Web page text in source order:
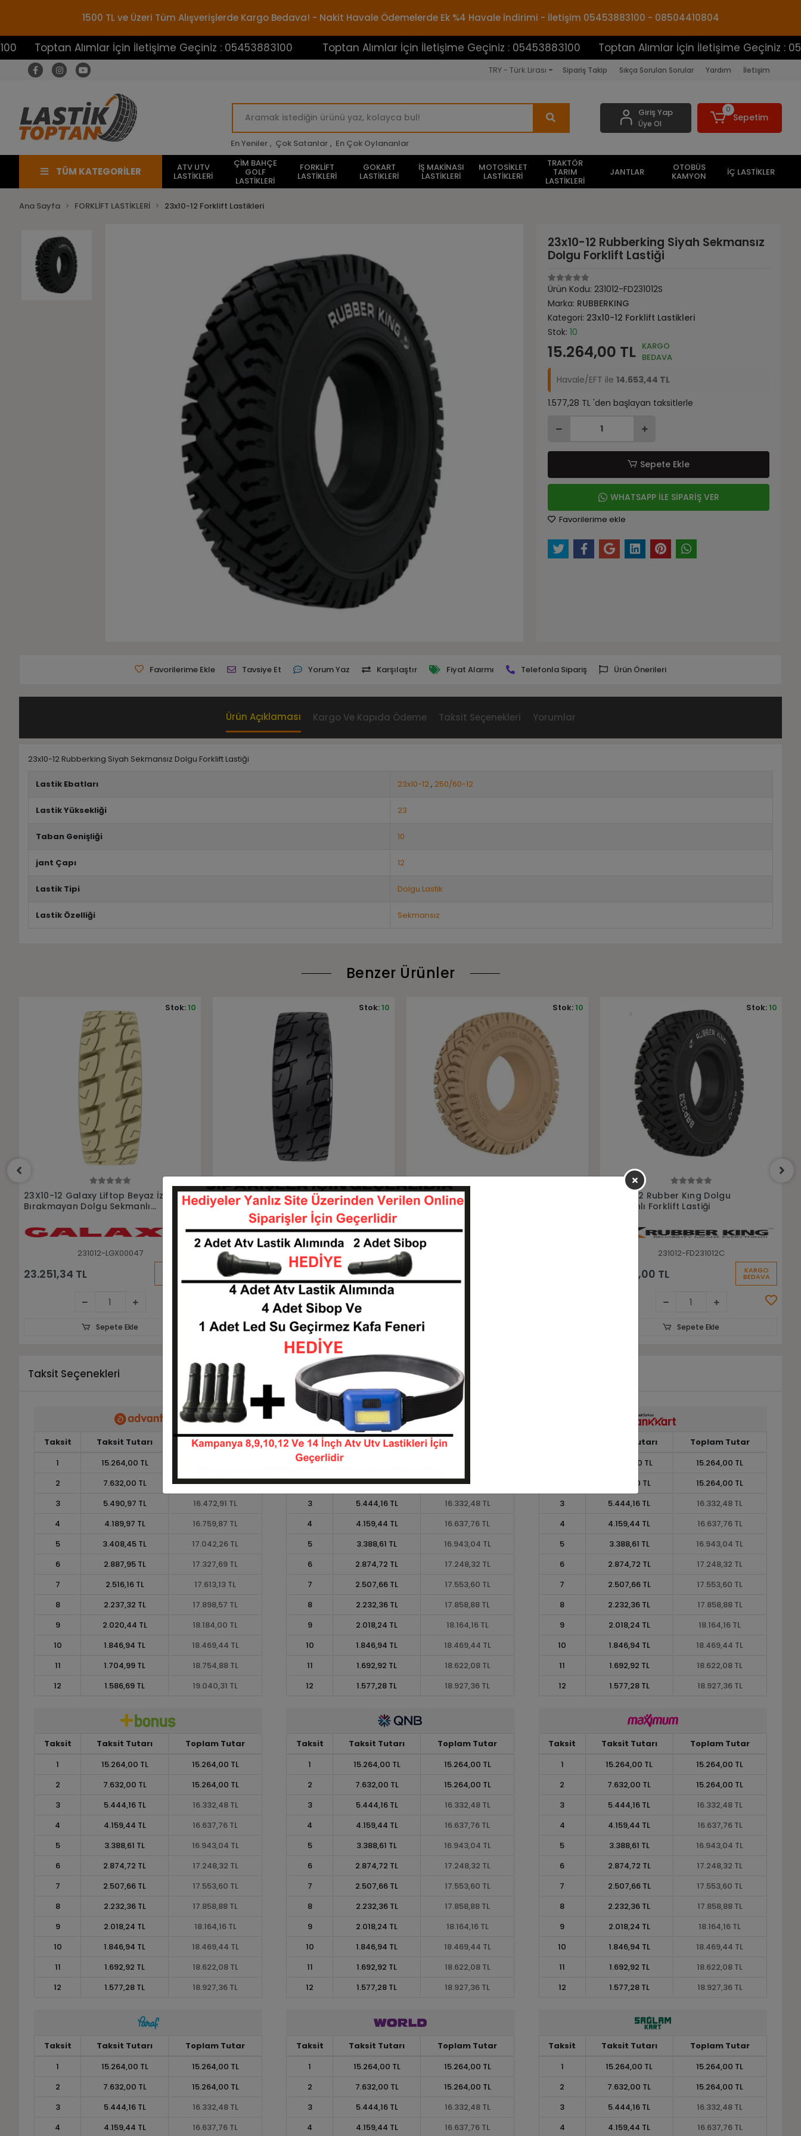
1500 TL ve Üzeri Tüm Alışverişlerde Kargo Bedava! - Nakit Havale Ödemelerde Ek %4 Havale İndirimi - İletişim 05453883100 - 08504410804
Alımlar İçin İletişime Geçiniz : 05453883100 Toptan Alımlar İçin İletişime Geçiniz : 05453883100 Toptan Alımlar İçin İletişime Geçiniz :
TRY - Türk Lirası Sipariş Takip Sıkça Sorulan Sorular Yardım İletişim
En Yeniler , Çok Satanlar , En Çok Oylananlar
Giriş Yap
Üye Ol
0
Sepetim
TÜM KATEGORİLER ATV UTV
LASTİKLERİ
ÇİM BAHÇE
GOLF
LASTİKLERİ
FORKLİFT
LASTİKLERİ
GOKART
LASTİKLERİ
İŞ MAKİNASI
LASTİKLERİ
MOTOSİKLET
LASTİKLERİ
TRAKTÖR
TARIM
LASTİKLERİ
JANTLAR OTOBÜS
KAMYON İÇ LASTİKLER
Ana Sayfa FORKLİFT LASTİKLERİ 23x10-12 Forklift Lastikleri
23x10-12 Rubberking Siyah Sekmansız
Dolgu Forklift Lastiği
Ürün Kodu:231012-FD231012S
Marka: RUBBERKING
Kategori: 23x10-12 Forklift Lastikleri
Stok:10
15.264,00 TL KARGO
BEDAVA
Havale/EFT ile14.653,44 TL
1.577,28 TL 'den başlayan taksitlerle
Sepete Ekle
WHATSAPP İLE SİPARİŞ VER
Favorilerime ekle
Favorilerime Ekle Tavsiye Et Yorum Yaz Karşılaştır Fiyat Alarmı Telefonla Sipariş Ürün Önerileri
Ürün Açıklaması Kargo Ve Kapıda Ödeme Taksit Seçenekleri Yorumlar
23x10-12 Rubberking Siyah Sekmansız Dolgu Forklift Lastiği
Lastik Ebatları 23x10-12, 250/60-12
Lastik Yüksekliği 23
Taban Genişliği 10
jant Çapı 12
Lastik Tipi Dolgu Lastik
Lastik Özelliği Sekmansız
Benzer Ürünler
23x10-12 Galaxy Mfs101 Siyah
Sekmanlı Dolgu Forklift Lastiği
231012-LGX00012
18.945,53 TL BEDAVA
Stok:10
Sepete Ekle
Sepete Ekle
23X10-12 Rubberkıng Premıum
Beyaz Dolgu Sekmanlı Forklift
231012-FBD231012C
21.960,00 TL KARGO
BEDAVA
Stok:10
Sepete Ekle
23X10-12 Rubber Kıng Dolgu
Sekmanlı Forklift Lastiği
15.336,00 TL
Stok:10
23X10-12 Tough Massivo
Sekmansız Dolgu Forklift Lastiği
231012-L123TOUGH
9.525,60 TL KARGO
BEDAVA
Stok:10
Sepete Ekle
Taksit Seçenekleri
Taksit Taksit Tutarı
Toplam Tutar
1
15.264,00 TL
2
7.632,00 TL
15.264,00 TL
3
5.490,97 TL
16.472,91 TL
4
4.189,97 TL
16.759,87 TL
5
3.408,45 TL
17.042,26 TL
6
2.887,95 TL
17.327,69 TL
7
2.516,16 TL
17.613,13 TL
8
2.237,32 TL
17.898,57 TL
9
2.020,44 TL
18.184,00 TL
10
1.846,94 TL
18.469,44 TL
11
1.704,99 TL
18.754,88 TL
12
1.586,69 TL 19.040,31 TL
Taksit Taksit Tutarı
Toplam Tutar
1
2
7.632,00 TL
15.264,00 TL
3
5.444,16 TL
16.332,48 TL
4
4.159,44 TL
16.637,76 TL
5
3.388,61 TL
16.943,04 TL
6
2.874,72 TL
17.248,32 TL
7
2.507,66 TL
17.553,60 TL
8
2.232,36 TL
17.858,88 TL
9
2.018,24 TL
18.164,16 TL
10
1.846,94 TL
18.469,44 TL
11
1.692,92 TL
18.622,08 TL
12
1.577,28 TL 18.927,36 TL
Taksit Tutarı
Toplam Tutar
15.264,00 TL
15.264,00 TL
7.632,00 TL
15.264,00 TL
3
5.444,16 TL
16.332,48 TL
4
4.159,44 TL
16.637,76 TL
5
3.388,61 TL
16.943,04 TL
6
2.874,72 TL
17.248,32 TL
7
2.507,66 TL
17.553,60 TL
8
2.232,36 TL
17.858,88 TL
9
2.018,24 TL
18.164,16 TL
10
1.846,94 TL
18.469,44 TL
11
1.692,92 TL
18.622,08 TL
12
1.577,28 TL 18.927,36 TL
Taksit Taksit Tutarı
Toplam Tutar
1
15.264,00 TL
15.264,00 TL
2
7.632,00 TL
15.264,00 TL
3
5.444,16 TL
16.332,48 TL
4
4.159,44 TL
16.637,76 TL
5
3.388,61 TL
16.943,04 TL
6
2.874,72 TL
17.248,32 TL
7
2.507,66 TL
17.553,60 TL
8
2.232,36 TL
17.858,88 TL
9
2.018,24 TL
18.164,16 TL
10
1.846,94 TL
18.469,44 TL
11
1.692,92 TL
18.622,08 TL
12
1.577,28 TL 18.927,36 TL
Taksit Taksit Tutarı
Toplam Tutar
1
15.264,00 TL
15.264,00 TL
2
7.632,00 TL
15.264,00 TL
3
5.444,16 TL
16.332,48 TL
4
4.159,44 TL
16.637,76 TL
5
3.388,61 TL
16.943,04 TL
6
2.874,72 TL
17.248,32 TL
7
2.507,66 TL
17.553,60 TL
8
2.232,36 TL
17.858,88 TL
9
2.018,24 TL
18.164,16 TL
10
1.846,94 TL
18.469,44 TL
11
1.692,92 TL
18.622,08 TL
12
1.577,28 TL 18.927,36 TL
Taksit Taksit Tutarı
Toplam Tutar
1
15.264,00 TL
15.264,00 TL
2
7.632,00 TL
15.264,00 TL
3
5.444,16 TL
16.332,48 TL
4
4.159,44 TL
16.637,76 TL
5
3.388,61 TL
16.943,04 TL
6
2.874,72 TL
17.248,32 TL
7
2.507,66 TL
17.553,60 TL
8
2.232,36 TL
17.858,88 TL
9
2.018,24 TL
18.164,16 TL
10
1.846,94 TL
18.469,44 TL
11
1.692,92 TL
18.622,08 TL
12
1.577,28 TL 18.927,36 TL
Taksit Taksit Tutarı
Toplam Tutar
1
15.264,00 TL
15.264,00 TL
2
7.632,00 TL
15.264,00 TL
3
5.444,16 TL
16.332,48 TL
4
4.159,44 TL 16.637,76 TL
Taksit Taksit Tutarı
Toplam Tutar
1
15.264,00 TL
15.264,00 TL
2
7.632,00 TL
15.264,00 TL
3
5.444,16 TL
16.332,48 TL
4
4.159,44 TL 16.637,76 TL
Taksit Taksit Tutarı
Toplam Tutar
1
15.264,00 TL
15.264,00 TL
2
7.632,00 TL
15.264,00 TL
3
5.444,16 TL
16.332,48 TL
4
4.159,44 TL 16.637,76 TL